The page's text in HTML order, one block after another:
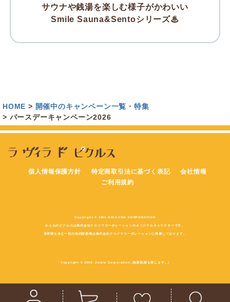
サウナや銭湯を楽しむ様子がかわいい
Smile Sauna&Sentoシリーズ♨
HOME
開催中のキャンペーン一覧・特集
バースデーキャンペーン2026
個人情報保護方針 特定商取引法に基づく表記
会社情報
ご利用規約
Copyright © 1994 NAKAJIMA CORPORATION
かえるのピクルスは株式会社ナカジマコーポレーションのオリジナルキャラクターです。
著作権を含む一切の知的財産権は株式会社ナカジマコーポレーションに帰属しております。
Copyright © 2002- Zowie Corporation.(無断転載を禁じます。)